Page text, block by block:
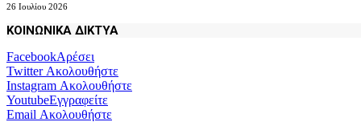
26 Ιουλίου 2026
ΚΟΙΝΩΝΙΚΑ ΔΙΚΤΥΑ
FacebookΑρέσει
TwitterΑκολουθήστε
Instagram Ακολουθήστε
YoutubeΕγγραφείτε
Email Ακολουθήστε